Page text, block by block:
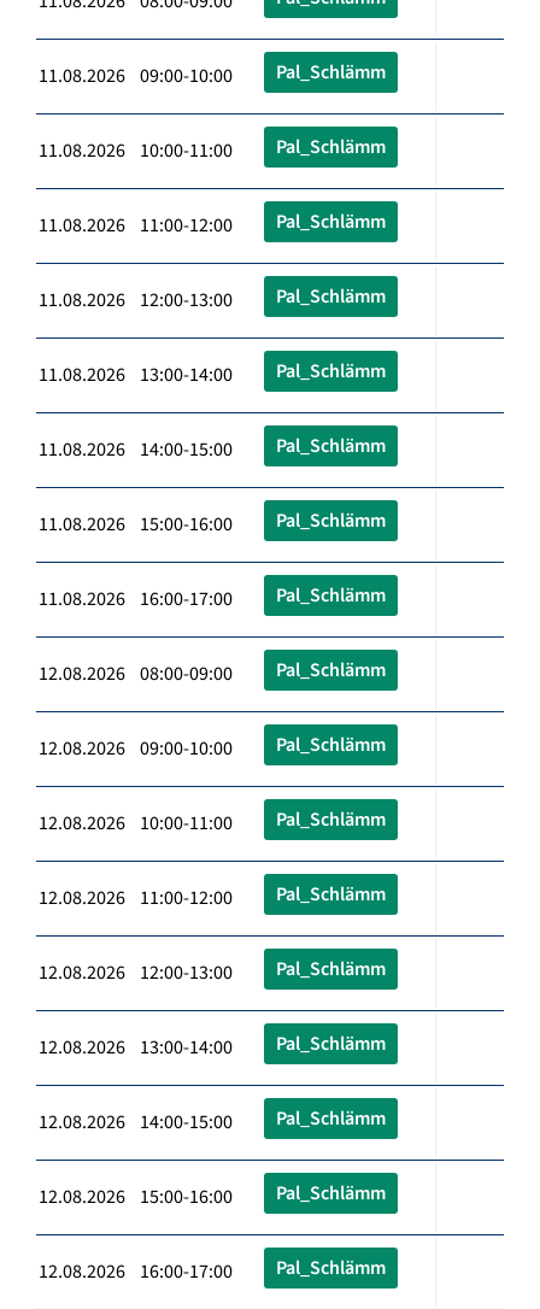
11.08.2026 09:00-10:00 Pal_Schlämm
11.08.2026 10:00-11:00 Pal_Schlämm
11.08.2026 11:00-12:00 Pal_Schlämm
11.08.2026 12:00-13:00 Pal_Schlämm
11.08.2026 13:00-14:00 Pal_Schlämm
11.08.2026 14:00-15:00 Pal_Schlämm
11.08.2026 15:00-16:00 Pal_Schlämm
11.08.2026 16:00-17:00 Pal_Schlämm
12.08.2026 08:00-09:00 Pal_Schlämm
12.08.2026 09:00-10:00 Pal_Schlämm
12.08.2026 10:00-11:00 Pal_Schlämm
12.08.2026 11:00-12:00 Pal_Schlämm
12.08.2026 12:00-13:00 Pal_Schlämm
12.08.2026 13:00-14:00 Pal_Schlämm
12.08.2026 14:00-15:00 Pal_Schlämm
12.08.2026 15:00-16:00 Pal_Schlämm
12.08.2026 16:00-17:00 Pal_Schlämm